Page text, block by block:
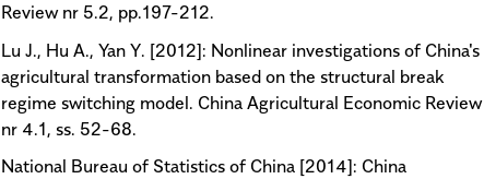
Review nr 5.2, pp.197-212.
Lu J., Hu A., Yan Y. [2012]: Nonlinear investigations of China's
agricultural transformation based on the structural break
regime switching model. China Agricultural Economic Review
nr 4.1, ss. 52-68.
National Bureau of Statistics of China [2014]: China